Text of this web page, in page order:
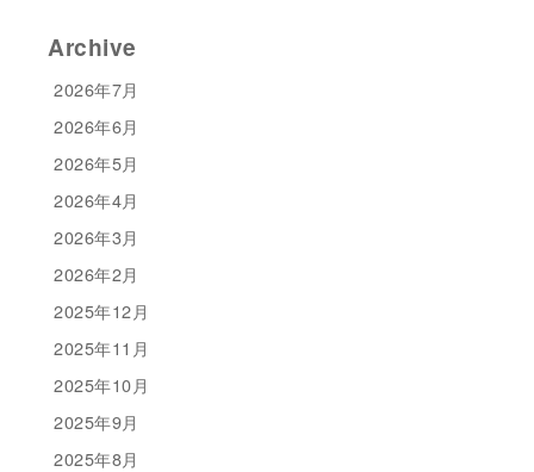
Archive
2026年7月
2026年6月
2026年5月
2026年4月
2026年3月
2026年2月
2025年12月
2025年11月
2025年10月
2025年9月
2025年8月